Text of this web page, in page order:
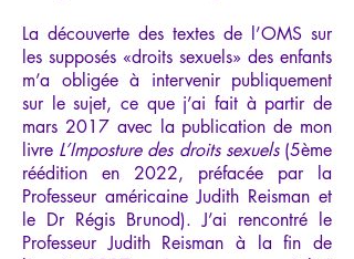
La découverte des textes de l’OMS sur
les supposés «droits sexuels» des enfants
m’a obligée à intervenir publiquement
sur le sujet, ce que j’ai fait à partir de
mars 2017 avec la publication de mon
livre L’Imposture des droits sexuels (5ème
réédition en 2022, préfacée par la
Professeur américaine Judith Reisman et
le Dr Régis Brunod). J’ai rencontré le
Professeur Judith Reisman à la fin de